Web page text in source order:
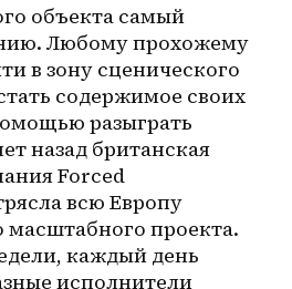
объекта самый
Любому прохожему
в зону сценического
содержимое своих
разыграть
назад британская
Forced
всю Европу
масштабного проекта.
каждый день
исполнители